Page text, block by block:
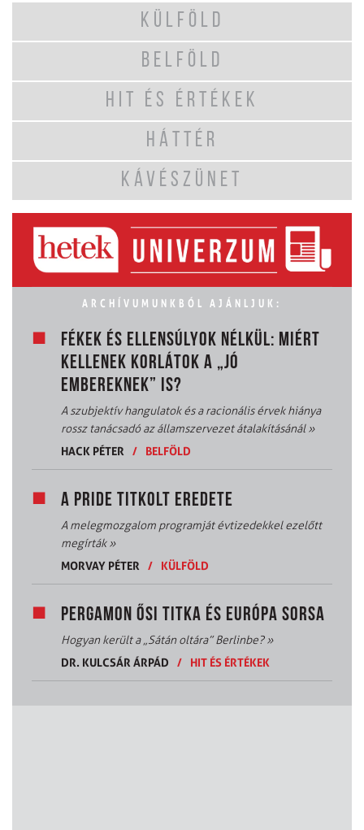
KÜLFÖLD
BELFÖLD
HIT ÉS ÉRTÉKEK
HÁTTÉR
KÁVÉSZÜNET
ARCHÍVUMUNKBÓL AJÁNLJUK:
FÉKEK ÉS ELLENSÚLYOK NÉLKÜL: MIÉRT
KELLENEK KORLÁTOK A „JÓ
EMBEREKNEK” IS?
A szubjektív hangulatok és a racionális érvek hiánya
rossz tanácsadó az államszervezet átalakításánál»
HACK PÉTER
/ BELFÖLD
A PRIDE TITKOLT EREDETE
A melegmozgalom programját évtizedekkel ezelőtt
megírták»
MORVAY PÉTER
/ KÜLFÖLD
PERGAMON ŐSI TITKA ÉS EURÓPA SORSA
Hogyan került a „Sátán oltára” Berlinbe?»
DR. KULCSÁR ÁRPÁD
/ HIT ÉS ÉRTÉKEK